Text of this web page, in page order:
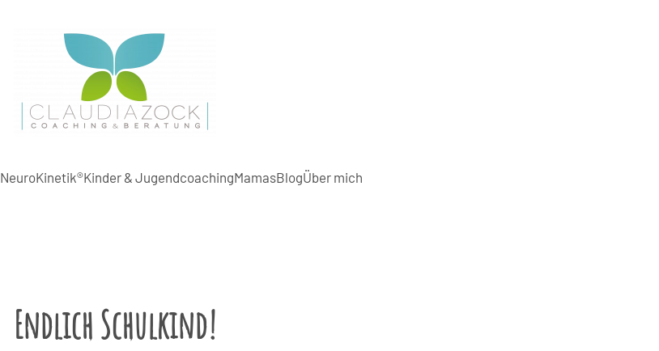
NeuroKinetik®Kinder & JugendcoachingMamasBlogÜber mich
Endlich Schulkind!